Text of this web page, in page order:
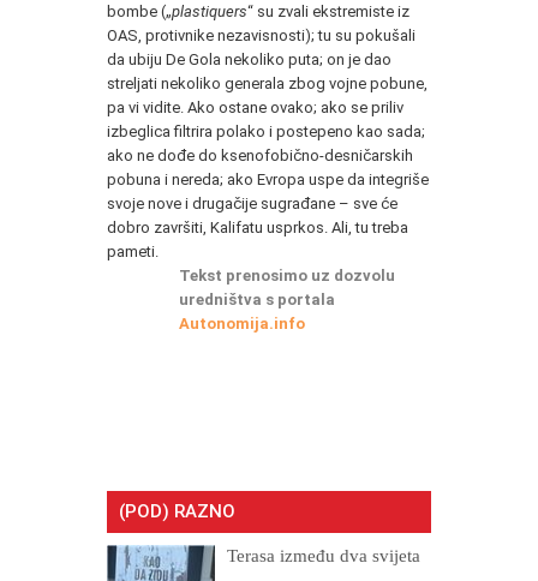
bombe („plastiquers“ su zvali ekstremiste iz
OAS, protivnike nezavisnosti); tu su pokušali
da ubiju De Gola nekoliko puta; on je dao
streljati nekoliko generala zbog vojne pobune,
pa vi vidite. Ako ostane ovako; ako se priliv
izbeglica filtrira polako i postepeno kao sada;
ako ne dođe do ksenofobično-desničarskih
pobuna i nereda; ako Evropa uspe da integriše
svoje nove i drugačije sugrađane – sve će
dobro završiti, Kalifatu usprkos. Ali, tu treba
pameti.
Tekst prenosimo uz dozvolu
uredništva s portala
Autonomija.info
(POD) RAZNO
Terasa između dva svijeta